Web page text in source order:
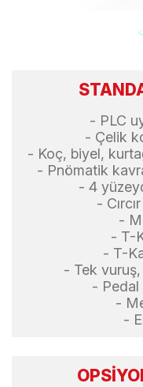
- PLC
- Çelik
- Koç, biyel,
- Pnömatik
- 4
-
-
- T-
- T-
- Tek
- Pedal
-
-